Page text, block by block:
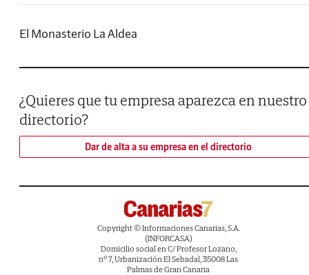
El Monasterio La Aldea
¿Quieres que tu empresa aparezca en nuestro
directorio?
Dar de alta a su empresa en el directorio
Copyright © Informaciones Canarias, S.A.
(INFORCASA)
Domicilio social en C/ Profesor Lozano,
nº 7, Urbanización El Sebadal, 35008 Las
Palmas de Gran Canaria